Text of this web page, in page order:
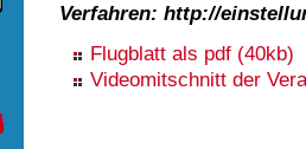
Verfahren: http://
Flugblatt als pdf (40kb)
Videomitschnitt der